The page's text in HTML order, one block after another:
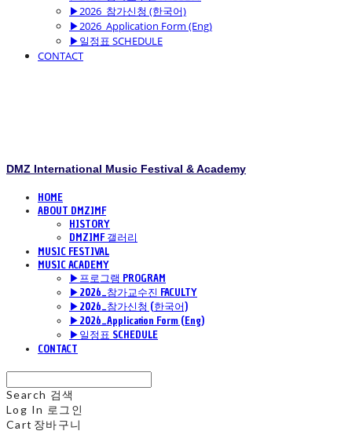
▶2026_참가신청 (한국어)
▶2026_Application Form (Eng)
▶일정표 SCHEDULE
CONTACT
DMZ International Music Festival & Academy
HOME
ABOUT DMZIMF
HISTORY
DMZIMF 갤러리
MUSIC FESTIVAL
MUSIC ACADEMY
▶프로그램 PROGRAM
▶2026_참가교수진 FACULTY
▶2026_참가신청 (한국어)
▶2026_Application Form (Eng)
▶일정표 SCHEDULE
CONTACT
Search 검색
Log In 로그인
Cart 장바구니